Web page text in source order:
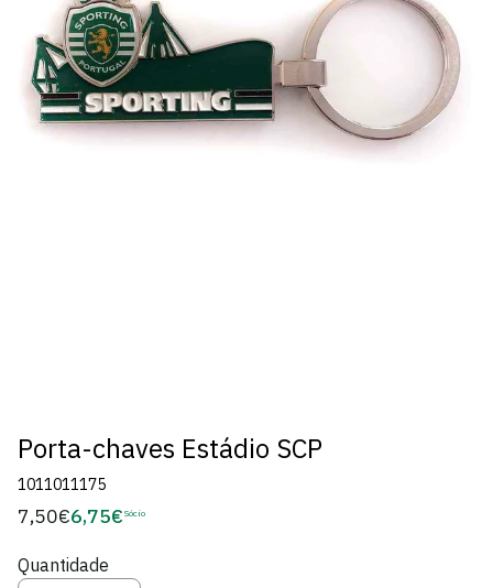
Porta-chaves Estádio SCP
1011011175
Preço
7,50€Preço
Sócio
6,75€ Sócio
Quantidade